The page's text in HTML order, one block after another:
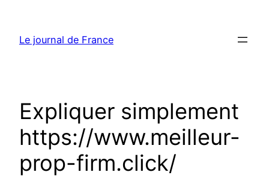
contenu
Le journal de France
Expliquer simplement
https://www.meilleur-
prop-firm.click/